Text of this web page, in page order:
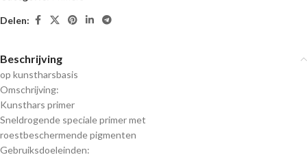
Delen:
Beschrijving
op kunstharsbasis
Omschrijving:
Kunsthars primer
Sneldrogende speciale primer met
roestbeschermende pigmenten
Gebruiksdoeleinden: